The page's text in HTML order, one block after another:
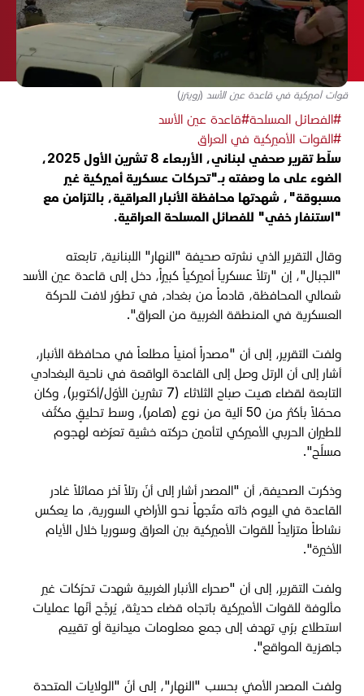
قوات أميركية في قاعدة عين الأسد (رويترز)
#الفصائل المسلحة#قاعدة عين الأسد
#القوات الأميركية في العراق
سلّط تقرير صحفي لبناني، الأربعاء 8 تشرين الأول 2025،
الضوء على ما وصفته بـ"تحركات عسكرية أميركية غير
مسبوقة"، شهدتها محافظة الأنبار العراقية، بالتزامن مع
"استنفار خفي" للفصائل المسلحة العراقية.
وقال التقرير الذي نشرته صحيفة "النهار" اللبنانية، تابعته
"الجبال"، إن "رتلاً عسكرياً أميركياً كبيراً، دخل إلى قاعدة عين الأسد
شمالي المحافظة، قادماً من بغداد، في تطوّر لافت للحركة
العسكرية في المنطقة الغربية من العراق".
ولفت التقرير، إلى أن "مصدراً أمنياً مطلعاً في محافظة الأنبار،
أشار إلى أن الرتل وصل إلى القاعدة الواقعة في ناحية البغدادي
التابعة لقضاء هيت صباح الثلاثاء (7 تشرين الأوّل/أكتوبر)، وكان
محمّلاً بأكثر من 50 آلية من نوع (هامر)، وسط تحليقٍ مكثّف
للطيران الحربي الأميركي لتأمين حركته خشية تعرّضه لهجوم
مسلّح".
وذكرت الصحيفة، أن "المصدر أشار إلى أنّ رتلاً آخر مماثلاً غادر
القاعدة في اليوم ذاته متّجهاً نحو الأراضي السورية، ما يعكس
نشاطاً متزايداً للقوات الأميركية بين العراق وسوريا خلال الأيام
الأخيرة".
ولفت التقرير، إلى أن "صحراء الأنبار الغربية شهدت تحرّكات غير
مألوفة للقوات الأميركية باتجاه قضاء حديثة، يُرجَّح أنّها عمليات
استطلاع برّي تهدف إلى جمع معلومات ميدانية أو تقييم
جاهزية المواقع".
ولفت المصدر الأمني بحسب "النهار"، إلى أنّ "الولايات المتحدة